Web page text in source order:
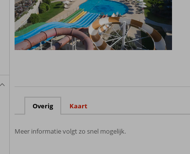
Overig Kaart
Meer informatie volgt zo snel mogelijk.